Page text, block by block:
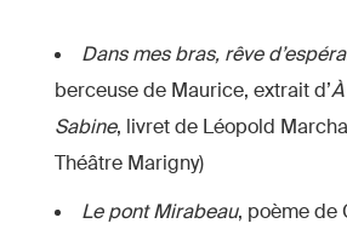
Dans mes bras, rêve
berceuse de Maurice, extrait d’
Sabine, livret de Léopold
Théâtre Marigny)
Le pont Mirabeau, poème de